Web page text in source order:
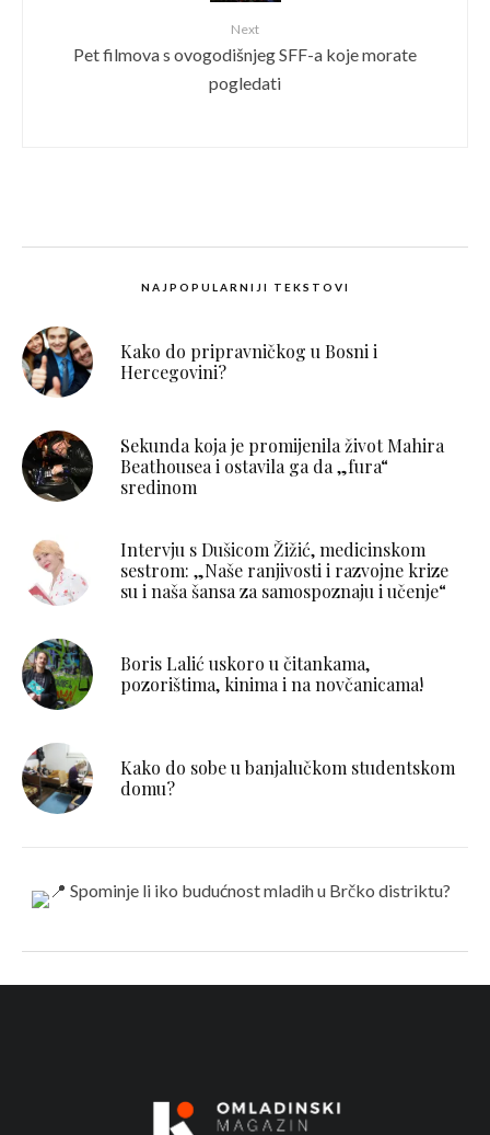
Next
Pet filmova s ovogodišnjeg SFF-a koje morate
pogledati
NAJPOPULARNIJI TEKSTOVI
Kako do pripravničkog u Bosni i
Hercegovini?
Sekunda koja je promijenila život Mahira
Beathousea i ostavila ga da „fura“
sredinom
Intervju s Dušicom Žižić, medicinskom
sestrom: „Naše ranjivosti i razvojne krize
su i naša šansa za samospoznaju i učenje“
Boris Lalić uskoro u čitankama,
pozorištima, kinima i na novčanicama!
Kako do sobe u banjalučkom studentskom
domu?